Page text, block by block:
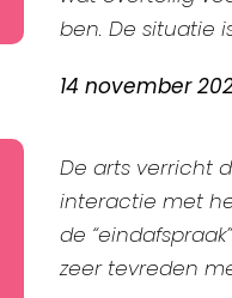
ben. De situatie
14 november
De arts verricht
interactie met
de
zeer tevreden